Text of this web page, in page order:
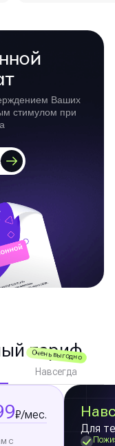
Ваших
стимулом при
тариф
Очень выгодно
Навсегда
₽/мес.
с
Для